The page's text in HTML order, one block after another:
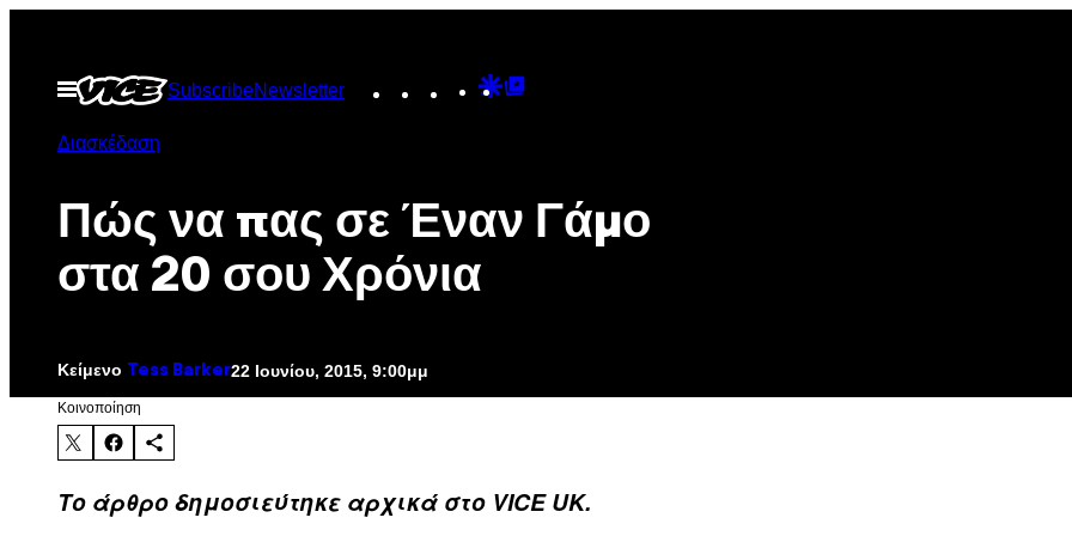
περιεχόμενο
Ανοίξτε
το
SubscribeNewsletter Instagram
TikTokYouTube
Google
Διασκέδαση
Πώς να πας σε Έναν Γάμο
στα 20 σου Χρόνια
Κείμενο Tess Barker22 Ιουνίου, 2015, 9:00μμ
Kοινοποίηση
Το άρθρο δημοσιεύτηκε αρχικά στο VICE UK.